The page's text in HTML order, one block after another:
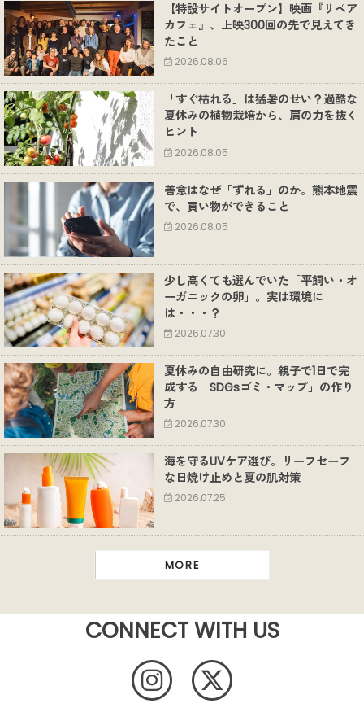
【特設サイトオープン】映画『リペア
カフェ』、上映300回の先で見えてき
たこと
2026.08.06
「すぐ枯れる」は猛暑のせい？過酷な
夏休みの植物栽培から、肩の力を抜く
ヒント
2026.08.05
善意はなぜ「ずれる」のか。熊本地震
で、買い物ができること
2026.08.05
少し高くても選んでいた「平飼い・オ
ーガニックの卵」。実は環境に
は・・・？
2026.07.30
夏休みの自由研究に。親子で1日で完
成する「SDGsゴミ・マップ」の作り
方
2026.07.30
海を守るUVケア選び。リーフセーフ
な日焼け止めと夏の肌対策
2026.07.25
MORE
CONNECT WITH US